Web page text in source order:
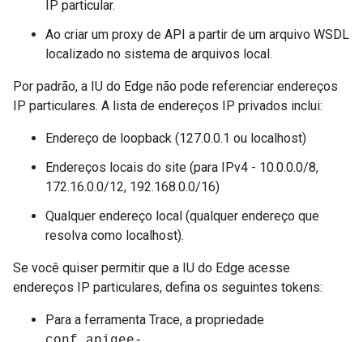
IP particular.
Ao criar um proxy de API a partir de um arquivo WSDL
localizado no sistema de arquivos local.
Por padrão, a IU do Edge não pode referenciar endereços
IP particulares. A lista de endereços IP privados inclui:
Endereço de loopback (127.0.0.1 ou localhost)
Endereços locais do site (para IPv4 - 10.0.0.0/8,
172.16.0.0/12, 192.168.0.0/16)
Qualquer endereço local (qualquer endereço que
resolva como localhost).
Se você quiser permitir que a IU do Edge acesse
endereços IP particulares, defina os seguintes tokens:
Para a ferramenta Trace, a propriedade